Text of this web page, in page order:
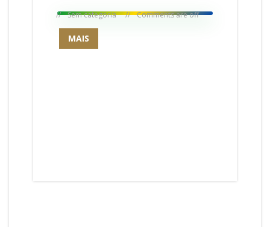
Sem categoria
Comments are off
MAIS